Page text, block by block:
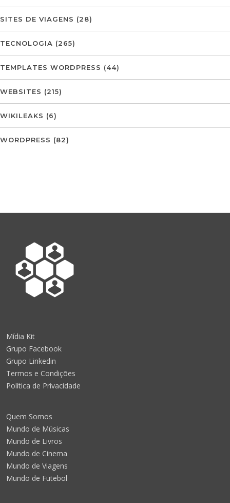
SITES DE VIAGENS (28)
TECNOLOGIA (265)
TEMPLATES WORDPRESS (44)
WEBSITES (215)
WIKILEAKS (6)
WORDPRESS (82)
Mídia Kit
Grupo Facebook
Grupo Linkedin
Termos e Condições
Política de Privacidade
Quem Somos
Mundo de Músicas
Mundo de Livros
Mundo de Cinema
Mundo de Viagens
Mundo de Futebol